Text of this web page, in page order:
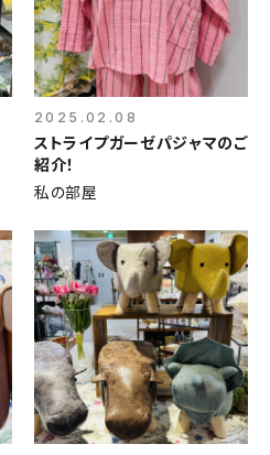
2025.02.08
ストライプガーゼパジャマのご
紹介！
私の部屋